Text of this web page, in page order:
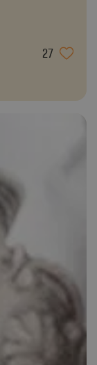
27